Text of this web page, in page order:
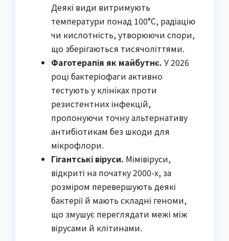
Деякі види витримують
температури понад 100°C, радіацію
чи кислотність, утворюючи спори,
що зберігаються тисячоліттями.
Фаготерапія як майбутнє. У 2026
році бактеріофаги активно
тестують у клініках проти
резистентних інфекцій,
пропонуючи точну альтернативу
антибіотикам без шкоди для
мікрофлори.
Гігантські віруси. Мімівіруси,
відкриті на початку 2000-х, за
розміром перевершують деякі
бактерії й мають складні геноми,
що змушує переглядати межі між
вірусами й клітинами.